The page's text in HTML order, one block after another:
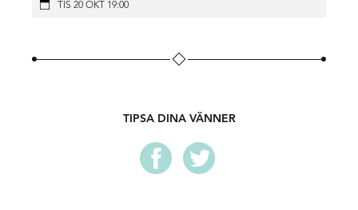
som dramatikern Falk Richter, filmaren Simon Carlgren,
Processen innefattar samarbeten med en internationell
ensemble bestående av danskonstnärer, filmskapare,
TIS 20 OKT 19:00
TIPSA DINA VÄNNER